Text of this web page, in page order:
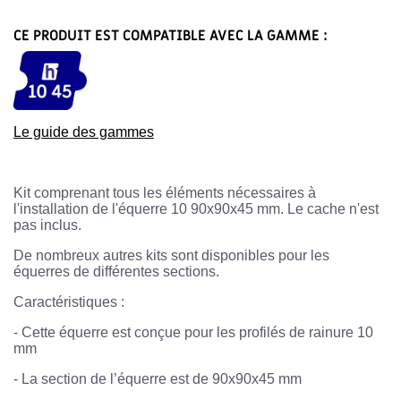
CE PRODUIT EST COMPATIBLE AVEC LA GAMME :
Le guide des gammes
Kit comprenant tous les éléments nécessaires à
l'installation de l'équerre 10 90x90x45 mm. Le cache n'est
pas inclus.
De nombreux autres kits sont disponibles pour les
équerres de différentes sections.
Caractéristiques :
- Cette équerre est conçue pour les profilés de rainure 10
mm
- La section de l’équerre est de 90x90x45 mm